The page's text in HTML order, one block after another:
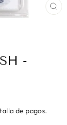
-
de pagos.